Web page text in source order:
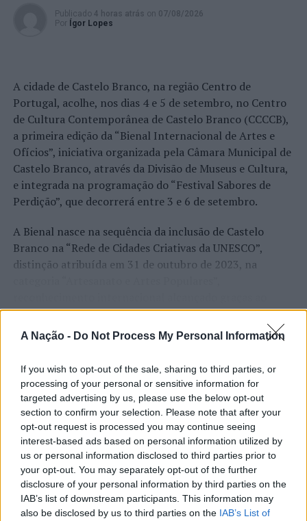
A Nação - Do Not Process My Personal Information
If you wish to opt-out of the sale, sharing to third parties, or
processing of your personal or sensitive information for
targeted advertising by us, please use the below opt-out
section to confirm your selection. Please note that after your
opt-out request is processed you may continue seeing
interest-based ads based on personal information utilized by
us or personal information disclosed to third parties prior to
your opt-out. You may separately opt-out of the further
disclosure of your personal information by third parties on the
IAB’s list of downstream participants. This information may
also be disclosed by us to third parties on the IAB’s List of
Publicado 4 horas atrás on 07/08/2026
Por
Ígor Lopes
A cidade de Castelo Branco, na região Centro de
Portugal, acolhe, nos dias 4 e 5 de setembro, no Centro
de Cultura Contemporânea de Castelo Branco (CCCCB),
a primeira edição da “Bienal Internacional de Artes e
Ofícios”, iniciativa organizada pela Câmara Municipal de
Castelo Branco, através da Divisão de Museus e Cultura,
e integrada na programação do “Festival Sabores de
Perdição”, que decorrerá entre 3 e 6 de setembro.
A Bienal nasce na sequência da inclusão de Castelo
Branco na “Rede de Cidades Criativas da UNESCO”,
distinção atribuída em 31 de outubro de 2023, na
“valor patrimonial, artístico e identitário” do “Bordado
de Castelo Branco”, uma das manifestações mais
emblemáticas da cultura portuguesa e elemento central
da identidade albicastrense.
Ao longo de dois dias, especialistas nacionais e
internacionais, investigadores, artesãos, representantes
institucionais, organismos públicos, instituições de
ensino superior e cidades pertencentes à “Rede de
Cidades Criativas da UNESCO” discutirão políticas
públicas, inovação, empreendedorismo,
internacionalização, cooperação entre territórios,
preservação dos saberes tradicionais, renovação
ATUALIDADE
Covilhã: Especialista aponta
investimento estrangeiro e
valorização imobiliária como
motores do crescimento da Beira
Interior